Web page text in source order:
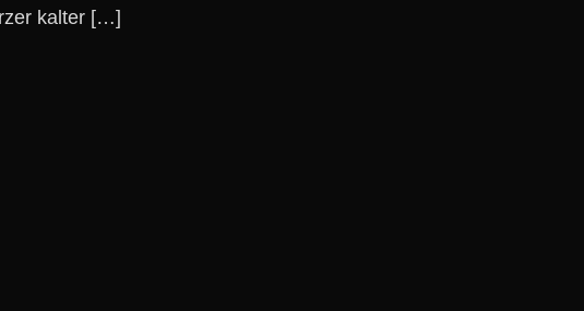
kalter […]